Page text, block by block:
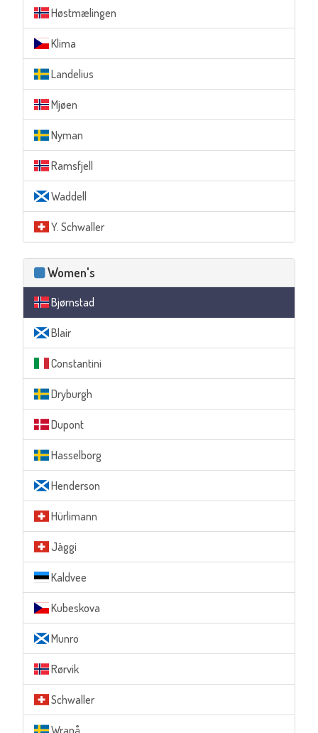
Høstmælingen
Klima
Landelius
Mjøen
Nyman
Ramsfjell
Waddell
Y. Schwaller
Women's
Bjørnstad
Blair
Constantini
Dryburgh
Dupont
Hasselborg
Henderson
Hürlimann
Jäggi
Kaldvee
Kubeskova
Munro
Rørvik
Schwaller
Wranå